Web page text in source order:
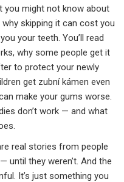
you might not know about
skipping it can cost you
your teeth. You’ll read
why some people get it
to protect your newly
get zubní kámen even
make your gums worse.
don’t work — and what
real stories from people
until they weren’t. And the
It’s just something you